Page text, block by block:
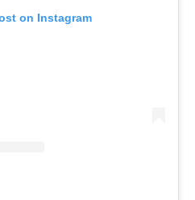
on Instagram